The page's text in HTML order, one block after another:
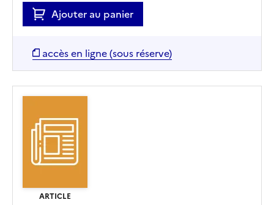
Ajouter au panier
accès en ligne (sous réserve)
ARTICLE